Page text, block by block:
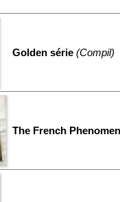
Golden série (Compil)
The French